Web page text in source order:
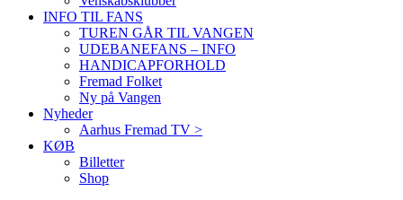
INFO TIL FANS
TUREN GÅR TIL VANGEN
UDEBANEFANS – INFO
HANDICAPFORHOLD
Fremad Folket
Ny på Vangen
Nyheder
Aarhus Fremad TV >
KØB
Billetter
Shop